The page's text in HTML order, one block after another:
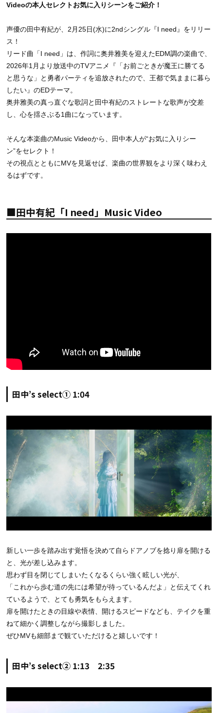
Videoの本人セレクトお気に入りシーンをご紹介！
声優の田中有紀が、2月25日(水)に2ndシングル『I need』をリリー
ス！
リード曲「I need」は、作詞に奥井雅美を迎えたEDM調の楽曲で、
2026年1月より放送中のTVアニメ『「お前ごときが魔王に勝てる
と思うな」と勇者パーティを追放されたので、王都で気ままに暮ら
したい』のEDテーマ。
奥井雅美の真っ直ぐな歌詞と田中有紀のストレートな歌声が交差
し、心を揺さぶる1曲になっています。
そんな本楽曲のMusic Videoから、田中本人が“お気に入りシー
ン”をセレクト！
その視点とともにMVを見返せば、楽曲の世界観をより深く味わえ
るはずです。
■田中有紀「I need」Music Video
田中’s select① 1:04
新しい一歩を踏み出す覚悟を決めて自らドアノブを捻り扉を開ける
と、光が差し込みます。
思わず目を閉じてしまいたくなるくらい強く眩しい光が、
「これから歩む道の先には希望が待っているんだよ」と伝えてくれ
ているようで、とても勇気をもらえます。
扉を開けたときの目線や表情、開けるスピードなども、テイクを重
ねて細かく調整しながら撮影しました。
ぜひMVも細部まで観ていただけると嬉しいです！
田中’s select② 1:13 2:35